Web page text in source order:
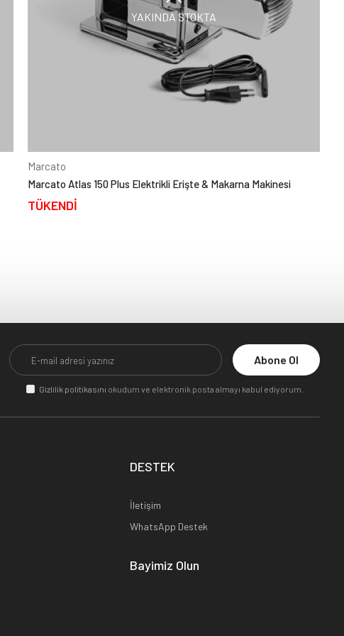
YAKINDA STOKTA
Marcato
Marcato Atlas 150 Plus Elektrikli Erişte & Makarna Makinesi
TÜKENDİ
Abone Ol
Gizlilik politikasını okudum ve elektronik posta almayı kabul ediyorum.
DESTEK
İletişim
WhatsApp Destek
Bayimiz Olun